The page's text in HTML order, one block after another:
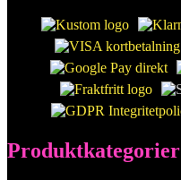
Produktkategorier